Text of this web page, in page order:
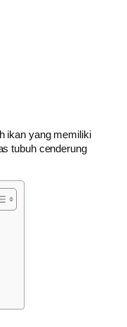
ikan yang memiliki
tubuh cenderung